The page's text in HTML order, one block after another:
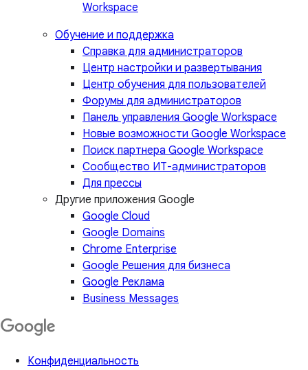
Workspace
Обучение и поддержка
Справка для администраторов
Центр настройки и развертывания
Центр обучения для пользователей
Форумы для администраторов
Панель управления Google Workspace
Новые возможности Google Workspace
Поиск партнера Google Workspace
Сообщество ИТ-администраторов
Для прессы
Другие приложения Google
Google Cloud
Google Domains
Chrome Enterprise
Google Решения для бизнеса
Google Реклама
Business Messages
Конфиденциальность